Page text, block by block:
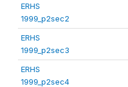
ERHS
1999_p2sec2
ERHS
1999_p2sec3
ERHS
1999_p2sec4